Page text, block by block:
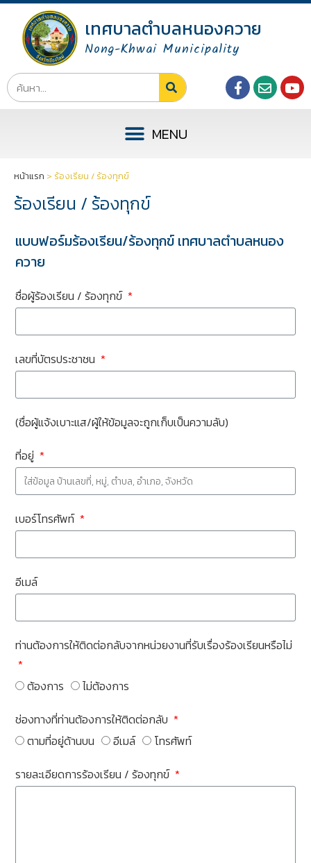
เทศบาลตำบลหนองควาย
Nong-Khwai Municipality
หน้าแรก > ร้องเรียน / ร้องทุกข์
ร้องเรียน / ร้องทุกข์
แบบฟอร์มร้องเรียน/ร้องทุกข์ เทศบาลตำบลหนอง
ควาย
ชื่อผู้ร้องเรียน / ร้องทุกข์
เลขที่บัตรประชาชน
(ชื่อผู้แจ้งเบาะแส/ผู้ให้ข้อมูลจะถูกเก็บเป็นความลับ)
ที่อยู่
เบอร์โทรศัพท์
อีเมล์
ท่านต้องการให้ติดต่อกลับจากหน่วยงานที่รับเรื่องร้องเรียนหรือไม่
ต้องการ
ไม่ต้องการ
ช่องทางที่ท่านต้องการให้ติดต่อกลับ
ตามที่อยู่ด้านบน
อีเมล์
โทรศัพท์
รายละเอียดการร้องเรียน / ร้องทุกข์